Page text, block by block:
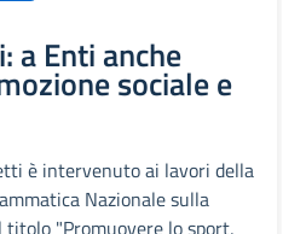
a Enti anche
sociale e
è intervenuto ai lavori della
Nazionale sulla
titolo "Promuovere lo sport,